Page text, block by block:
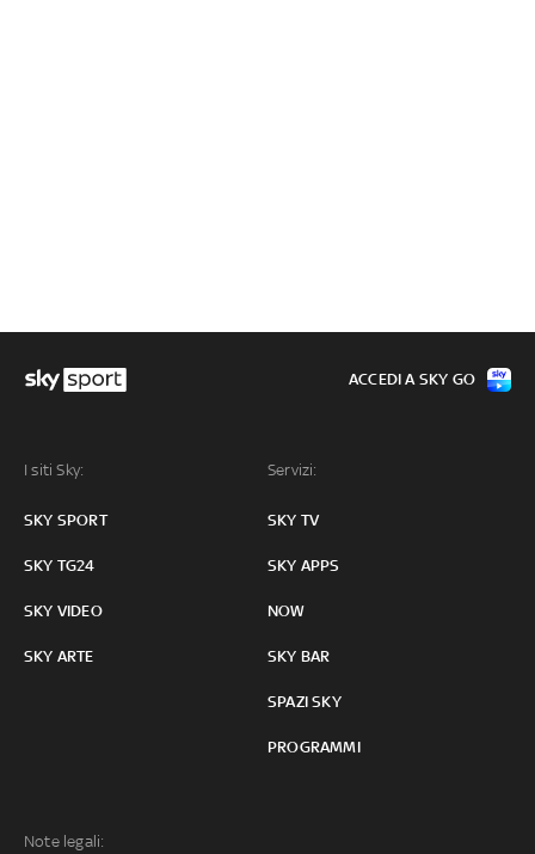
I siti Sky:
SKY SPORT
SKY TG24
SKY VIDEO
SKY ARTE
Servizi:
SKY TV
SKY APPS
NOW
SKY BAR
SPAZI SKY
PROGRAMMI
Note legali:
ACCEDI A SKY GO